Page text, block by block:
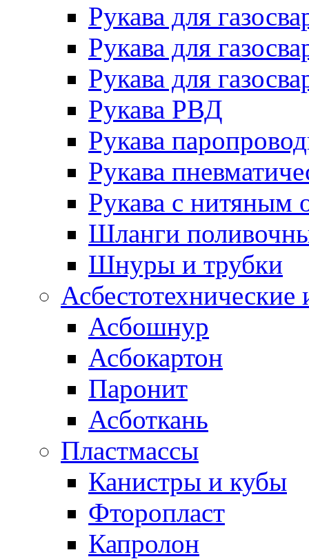
Рукава для
Рукава для
Рукава для
Рукава РВД
Рукава
Рукава
Рукава с нитяным
Шланги
Шнуры и трубки
Асбестотехнические
Асбошнур
Асбокартон
Паронит
Асботкань
Пластмассы
Канистры и кубы
Фторопласт
Капролон